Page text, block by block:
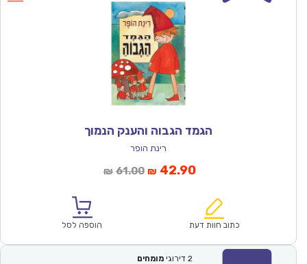
הגמד הגבוה והענק הנמוך
רינת הופר
₪ 61.00המחיר
₪61.00.
₪ 42.90המחיר
הוא:
כתוב חוות דעת הוספה לסל
2 דירוגי מומחים